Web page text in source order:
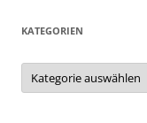
KATEGORIEN
Kategorien